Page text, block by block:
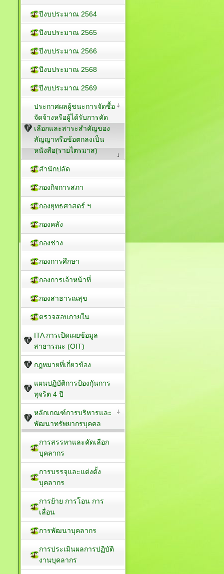
ปีงบประมาณ 2564
ปีงบประมาณ 2565
ปีงบประมาณ 2566
ปีงบประมาณ 2568
ปีงบประมาณ 2569
ประกาศผลผู้ชนะการจัดซื้อ
จัดจ้างหรือผู้ได้รับการคัด
เลือกและสาระสำคัญของ
สัญญาหรือข้อตกลงเป็น
หนังสือ(รายไตรมาส)
สำนักปลัด
กองกิจการสภา
กองยุทธศาสตร์ ฯ
กองคลัง
กองช่าง
กองการศึกษา
กองการเจ้าหน้าที่
กองสาธารณสุข
ตรวจสอบภายใน
ITA การเปิดเผยข้อมูล
สาธารณะ (OIT)
กฎหมายที่เกี่ยวข้อง
แผนปฏิบัติการป้องกัุนการ
ทุจริต 4 ปี
หลักเกณฑ์การบริหารและ
พัฒนาทรัพยากรบุคคล
การสรรหาและคัดเลือก
บุคลากร
การบรรจุและแต่งตั้ง
บุคลากร
การย้าย การโอน การ
เลื่อน
การพัฒนาบุคลากร
การประเมินผลการปฏิบัติ
งานบุคลากร